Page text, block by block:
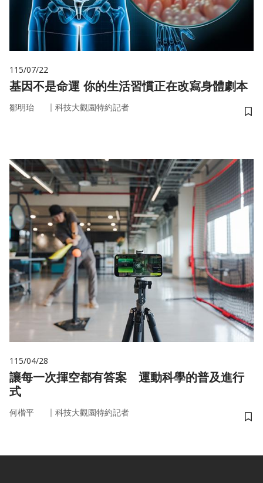
115/07/22
基因不是命運 你的生活習慣正在改寫身體劇本
鄒明珆 ｜ 科技大觀園特約記者
儲
115/04/28
讓每一次揮空都有答案 運動科學的普及進行
式
何楷平 ｜ 科技大觀園特約記者
儲